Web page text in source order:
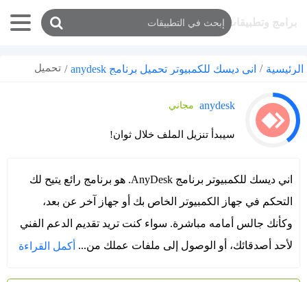
برامج وتطبيقات
الرئيسية / اني ديسك للكمبيوتر تحميل برنامج anydesk / تحميل
anydesk مجاني
سيبدأ تنزيل الملف خلال ثوان!
اني ديسك للكمبيوتر برنامج AnyDesk. هو برنامج رائع يتيح لك
التحكم في جهاز الكمبيوتر الخاص بك أو جهاز آخر عن بعد،
وكأنك جالس أمامه مباشرة. سواء كنت تريد تقديم الدعم الفني
لأحد أصدقائك، أو الوصول إلى ملفات عملك من... أكمل القراءة